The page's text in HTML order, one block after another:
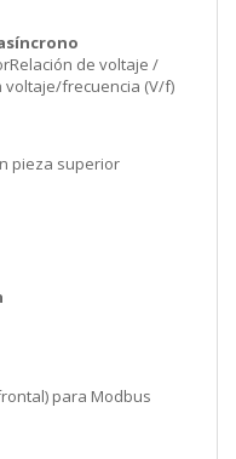
de voltaje /
voltaje/frecuencia (V/f)
pieza superior
para Modbus